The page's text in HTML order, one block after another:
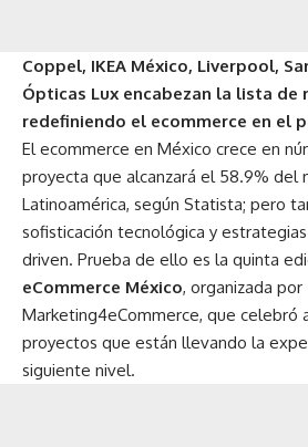
Coppel, IKEA México, Liverpool,
Ópticas Lux encabezan la lista de
redefiniendo el ecommerce en el
El ecommerce en México crece en
proyecta que alcanzará el 58.9% del
Latinoamérica, según Statista; pero
sofisticación tecnológica y
driven. Prueba de ello es la quinta
eCommerce México, organizada por
Marketing4eCommerce, que celebró
proyectos que están llevando la
siguiente nivel.